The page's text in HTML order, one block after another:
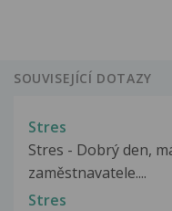
SOUVISEJÍCÍ DOTAZY
Stres
Stres - Dobrý den,
zaměstnavatele....
Stres